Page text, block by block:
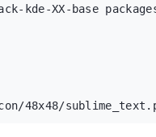
kde-XX-base
48x48/